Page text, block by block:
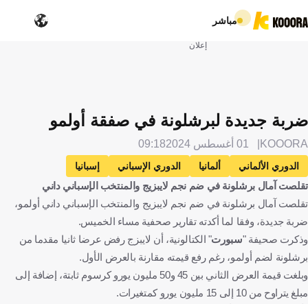
مباشر
إعلان
ضربة جديدة لبرشلونة في صفقة أولمو
KOOORA 01 أغسطس 2024 09:18
الدوري الألماني ألمانيا الدوري الإسباني
إسبانيا
برشلونة
لايبزيج داني أولمو الإنتقالات كرة قدمتقلصت آمال برشلونة في ضم نجم لايبزيج والمنتخب الإسباني داني
تقلصت آمال برشلونة في ضم نجم لايبزيج والمنتخب الإسباني داني أولمو،
ضربة جديدة، وفقا لما أكدته تقارير صحفية مساء الخميس.
وذكرت صحيفة "سبورت" الكتالونية، أن لايبزج رفض عرضا ثانيا مقدما من
برشلونة لضم أولمو، رغم رفع قيمته مقارنة بالعرض الأول.
وبلغت قيمة العرض الثاني بين 45 و50 مليون يورو كرسوم ثابتة، إضافة إلى
مبلغ يتراوح من 10 إلى 15 مليون يورو كمتغيرات.